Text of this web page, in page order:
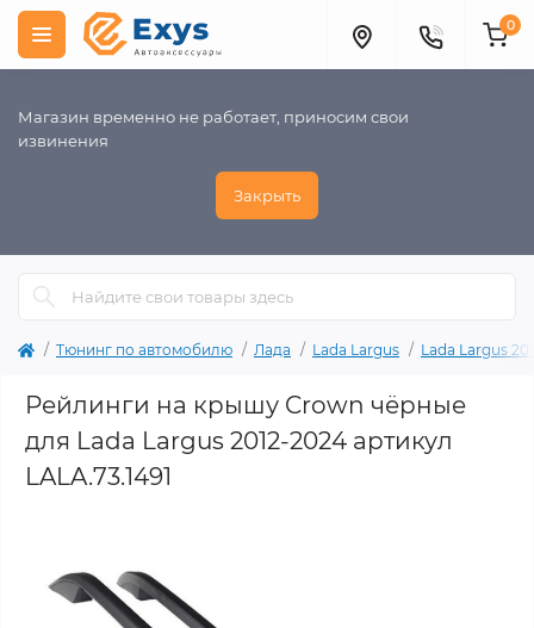
Магазин временно не работает, приносим свои
извинения
Закрыть
0
Тюнинг по автомобилю Лада Lada Largus Lada Largus
Рейлинги на крышу Crown чёрные
для Lada Largus 2012-2024 артикул
LALA.73.1491